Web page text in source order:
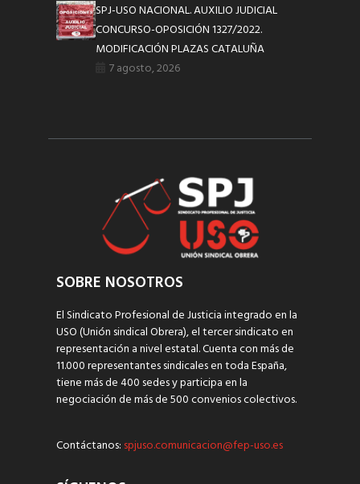
SPJ-USO NACIONAL. AUXILIO JUDICIAL
CONCURSO-OPOSICIÓN 1327/2022.
MODIFICACIÓN PLAZAS CATALUÑA
7 agosto, 2026
SOBRE NOSOTROS
El Sindicato Profesional de Justicia integrado en la
USO (Unión sindical Obrera), el tercer sindicato en
representación a nivel estatal. Cuenta con más de
11.000 representantes sindicales en toda España,
tiene más de 400 sedes y participa en la
negociación de más de 500 convenios colectivos.
Contáctanos: spjuso.comunicacion@fep-uso.es